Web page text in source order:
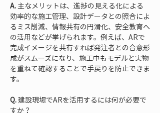
A. 主なメリットは、進捗の見える化による
効率的な施工管理、設計データとの照合によ
るミス削減、情報共有の円滑化、安全教育へ
の活用などが挙げられます。例えば、ARで
完成イメージを共有すれば発注者との合意形
成がスムーズになり、施工中もモデルと実物
を重ねて確認することで手戻りを防止できま
す。
Q. 建設現場でARを活用するには何が必要で